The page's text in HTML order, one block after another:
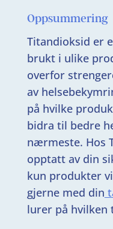
Oppsummering
Titandioksid er
brukt i ulike
overfor
av
på hvilke
bidra til bedre
nærmeste. Hos
opptatt av din
kun produkter
gjerne med din
lurer på hvilken